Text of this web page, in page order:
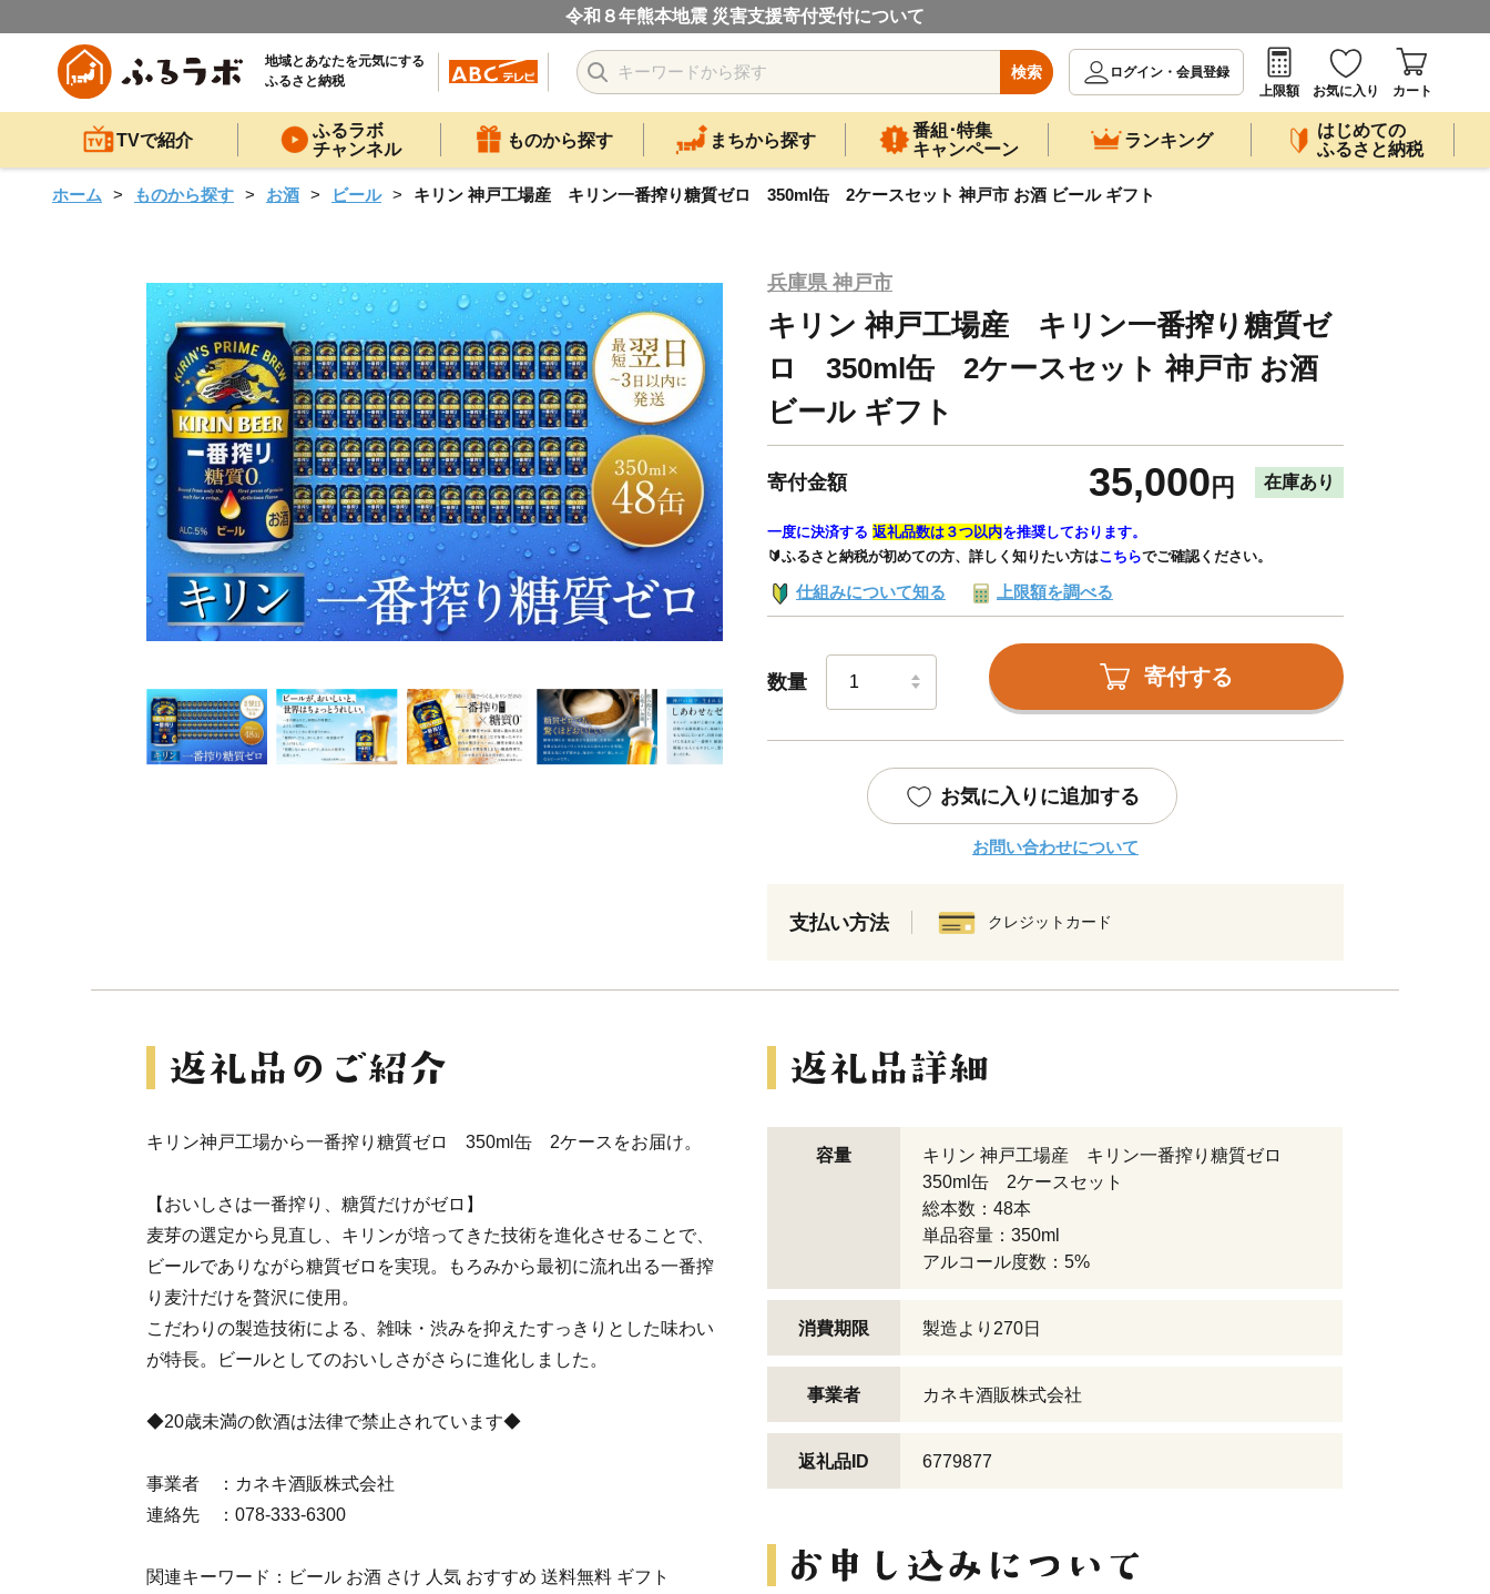
令和８年熊本地震 災害支援寄付受付について
地域とあなたを元気にする
ふるさと納税
検索
ログイン・会員登録
上限額
お気に入り カート
TVで紹介
ふるラボ
チャンネル
ものから探す まちから探す
番組･特集
キャンペーン
ランキング
はじめての
ふるさと納税
ホーム ものから探す お酒 ビール キリン 神戸工場産 キリン一番搾り糖質ゼロ 350ml缶 2ケースセット 神戸市 お酒 ビール ギフト
兵庫県 神戸市
キリン 神戸工場産 キリン一番搾り糖質ゼ
ロ 350ml缶 2ケースセット 神戸市 お酒
ビール ギフト
寄付金額 35,000 円 在庫あり
一度に決済する 返礼品数は３つ以内を推奨しております。
🔰ふるさと納税が初めての方、詳しく知りたい方はこちらでご確認ください。
仕組みについて知る 上限額を調べる
数量 寄付する
お気に入りに追加する
お問い合わせについて
支払い方法 クレジットカード
キリン神戸工場から一番搾り糖質ゼロ 350ml缶 2ケースをお届け。
【おいしさは一番搾り、糖質だけがゼロ】
麦芽の選定から見直し、キリンが培ってきた技術を進化させることで、
ビールでありながら糖質ゼロを実現。もろみから最初に流れ出る一番搾
り麦汁だけを贅沢に使用。
こだわりの製造技術による、雑味・渋みを抑えたすっきりとした味わい
が特長。ビールとしてのおいしさがさらに進化しました。
◆20歳未満の飲酒は法律で禁止されています◆
事業者 ：カネキ酒販株式会社
連絡先 ：078-333-6300
関連キーワード：ビール お酒 さけ 人気 おすすめ 送料無料 ギフト
容量
キリン 神戸工場産 キリン一番搾り糖質ゼロ
350ml缶 2ケースセット
総本数：48本
単品容量：350ml
アルコール度数：5%
消費期限 製造より270日
事業者 カネキ酒販株式会社
返礼品ID 6779877